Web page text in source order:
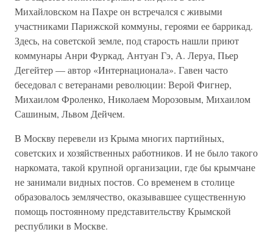
Михайловском на Пахре он встречался с живыми
участниками Парижской коммуны, героями ее баррикад.
Здесь, на советской земле, под старость нашли приют
коммунары Анри Фуркад, Антуан Гэ, А. Леруа, Пьер
Дегейтер — автор «Интернационала». Гавен часто
беседовал с ветеранами революции: Верой Фигнер,
Михаилом Фроленко, Николаем Морозовым, Михаилом
Сашиным, Львом Дейчем.
В Москву перевели из Крыма многих партийных,
советских и хозяйственных работников. И не было такого
наркомата, такой крупной организации, где бы крымчане
не занимали видных постов. Со временем в столице
образовалось землячество, оказывавшее существенную
помощь постоянному представительству Крымской
республики в Москве.